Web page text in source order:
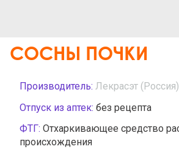
СОСНЫ ПОЧКИ
Производитель: Лекрасэт (Россия)
Отпуск из аптек: без рецепта
ФТГ: Отхаркивающее средство
происхождения